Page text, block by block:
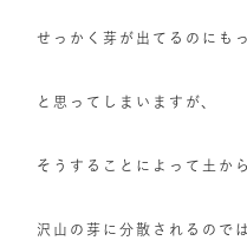
せっかく芽が出てるのにも
と思ってしまいますが、
そうすることによって土か
沢山の芽に分散されるので